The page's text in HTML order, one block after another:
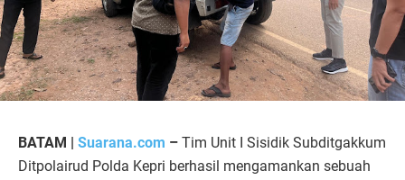
BATAM | Suarana.com – Tim Unit I Sisidik Subditgakkum
Ditpolairud Polda Kepri berhasil mengamankan sebuah